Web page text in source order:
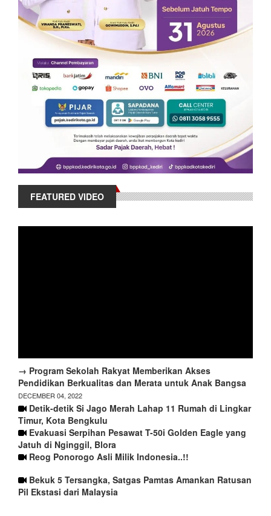
FEATURED VIDEO
→ Program Sekolah Rakyat Memberikan Akses
Pendidikan Berkualitas dan Merata untuk Anak Bangsa
DECEMBER 04, 2022
Detik-detik Si Jago Merah Lahap 11 Rumah di Lingkar
Timur, Kota Bengkulu
Evakuasi Serpihan Pesawat T-50i Golden Eagle yang
Jatuh di Nginggil, Blora
Reog Ponorogo Asli Milik Indonesia..!!
Bekuk 5 Tersangka, Satgas Pamtas Amankan Ratusan
Pil Ekstasi dari Malaysia